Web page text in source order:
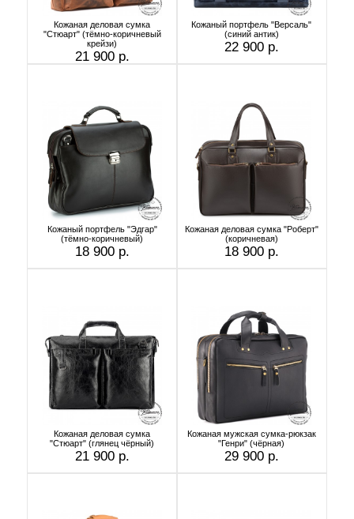
Кожаная деловая сумка
"Стюарт" (тёмно-коричневый
крейзи)
21 900 р.
Кожаный портфель "Версаль"
(cиний антик)
22 900 р.
Кожаный портфель "Эдгар"
(тёмно-коричневый)
18 900 р.
Кожаная деловая сумка "Роберт"
(коричневая)
18 900 р.
Кожаная деловая сумка
"Стюарт" (глянец чёрный)
21 900 р.
Кожаная мужская сумка-рюкзак
"Генри" (чёрная)
29 900 р.